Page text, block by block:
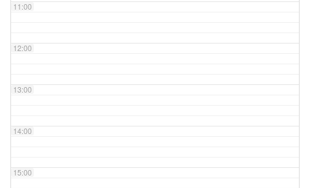
11:00
12:00
13:00
14:00
15:00